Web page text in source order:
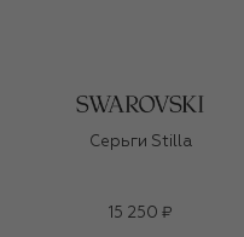
Серьги Stilla
15 250 ₽